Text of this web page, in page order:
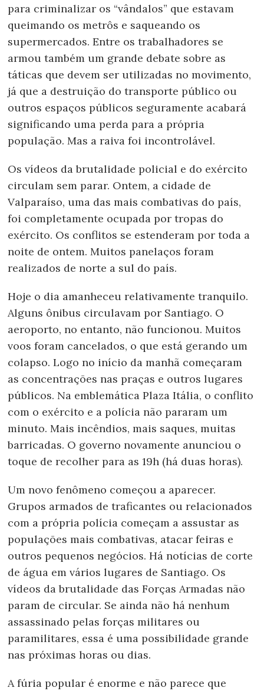
para criminalizar os “vândalos” que estavam
queimando os metrôs e saqueando os
supermercados. Entre os trabalhadores se
armou também um grande debate sobre as
táticas que devem ser utilizadas no movimento,
já que a destruição do transporte público ou
outros espaços públicos seguramente acabará
significando uma perda para a própria
população. Mas a raiva foi incontrolável.
Os vídeos da brutalidade policial e do exército
circulam sem parar. Ontem, a cidade de
Valparaíso, uma das mais combativas do país,
foi completamente ocupada por tropas do
exército. Os conflitos se estenderam por toda a
noite de ontem. Muitos panelaços foram
realizados de norte a sul do país.
Hoje o dia amanheceu relativamente tranquilo.
Alguns ônibus circulavam por Santiago. O
aeroporto, no entanto, não funcionou. Muitos
voos foram cancelados, o que está gerando um
colapso. Logo no início da manhã começaram
as concentrações nas praças e outros lugares
públicos. Na emblemática Plaza Itália, o conflito
com o exército e a polícia não pararam um
minuto. Mais incêndios, mais saques, muitas
barricadas. O governo novamente anunciou o
toque de recolher para as 19h (há duas horas).
Um novo fenômeno começou a aparecer.
Grupos armados de traficantes ou relacionados
com a própria polícia começam a assustar as
populações mais combativas, atacar feiras e
outros pequenos negócios. Há notícias de corte
de água em vários lugares de Santiago. Os
vídeos da brutalidade das Forças Armadas não
param de circular. Se ainda não há nenhum
assassinado pelas forças militares ou
paramilitares, essa é uma possibilidade grande
nas próximas horas ou dias.
A fúria popular é enorme e não parece que